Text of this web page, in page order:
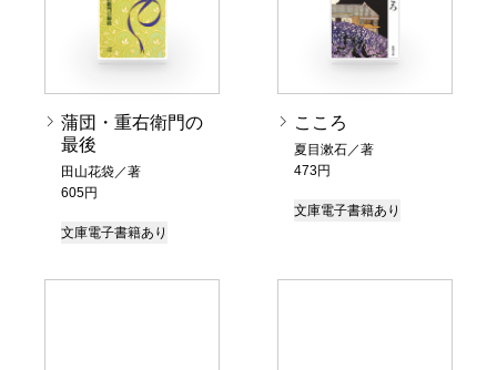
蒲団・重右衛門の
最後
田山花袋／著
605円
文庫電子書籍あり
こころ
夏目漱石／著
473円
文庫電子書籍あり